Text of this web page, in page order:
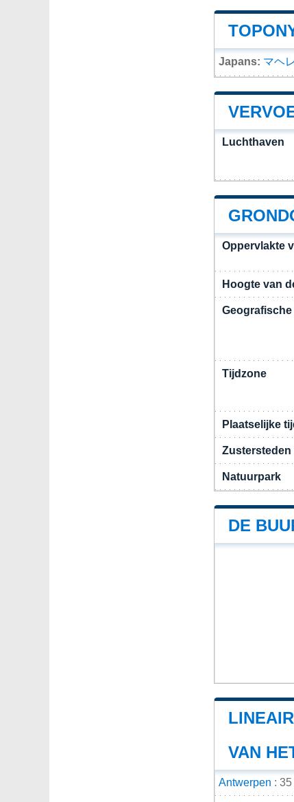
Japans: マヘ
Luchthaven
Oppervlakte
Hoogte van
Tijdzone
Plaatselijke
Zustersteden
Natuurpark
DE
VAN
Antwerpen :